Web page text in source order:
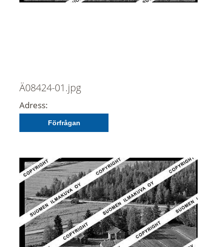
Ä08424-01.jpg
Adress:
Förfrågan